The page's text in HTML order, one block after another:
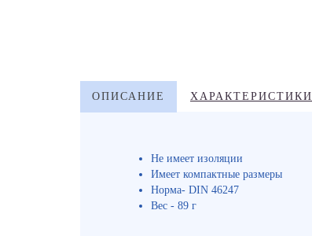
ОПИСАНИЕ ХАРАКТЕРИСТИКИ
Не имеет изоляции
Имеет компактные размеры
Норма- DIN 46247
Вес - 89 г